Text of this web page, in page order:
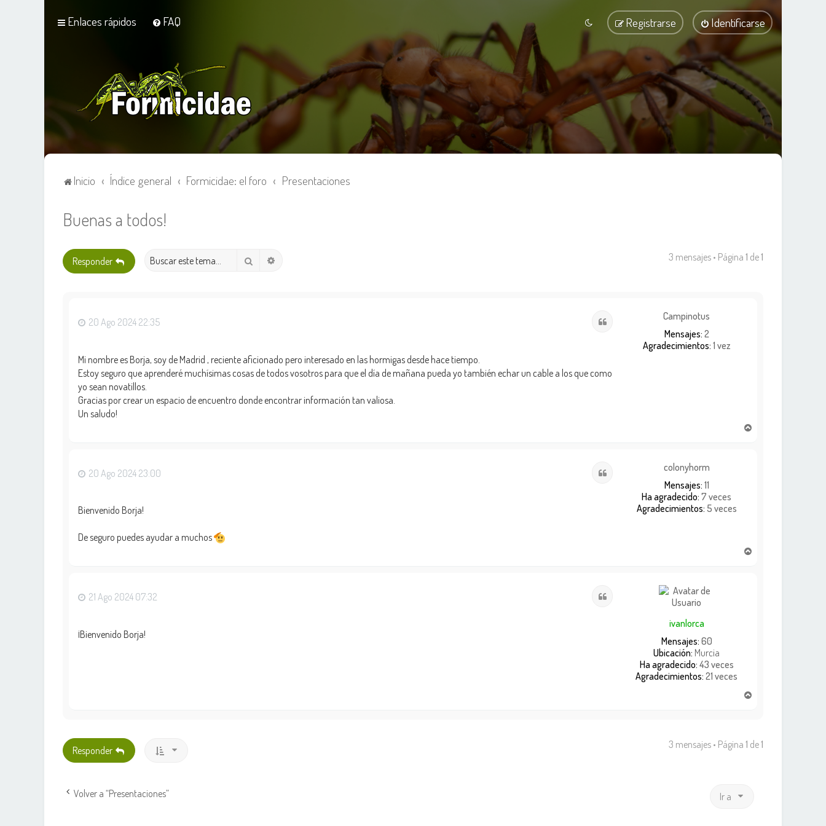
Enlaces rápidos FAQ Identificarse
Registrarse
Inicio Índice general Formicidae: el foro Presentaciones
Buenas a todos!
Responder Buscar 3 mensajes • Página 1 de1
Campinotus
Mensajes: 2
Agradecimientos: 1 vez
20 Ago 2024 22:35
Mi nombre es Borja, soy de Madrid , reciente aficionado pero interesado en las hormigas desde hace tiempo.
Estoy seguro que aprenderé muchísimas cosas de todos vosotros para que el día de mañana pueda yo también echar un cable a los que como
yo sean novatillos.
Gracias por crear un espacio de encuentro donde encontrar información tan valiosa.
Un saludo!
colonyhorm
Mensajes: 11
Ha agradecido: 7 veces
Agradecimientos: 5 veces
20 Ago 2024 23:00
Bienvenido Borja!
De seguro puedes ayudar a muchos
ivanlorca
Mensajes: 60
Ubicación: Murcia
Ha agradecido: 43 veces
Agradecimientos: 21 veces
21 Ago 2024 07:32
¡Bienvenido Borja!
b
Responder 3 mensajes • Página 1 de1
Volver a “Presentaciones” Ir a